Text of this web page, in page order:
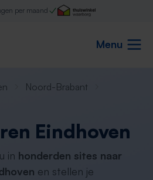
per maand
Menu
Noord-Brabant
Eindhoven
in honderden sites naar
en stellen je